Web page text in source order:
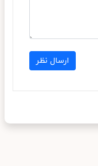
ارسال نظر